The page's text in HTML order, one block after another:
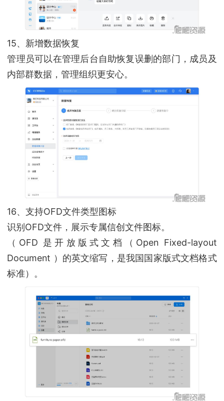
15、新增数据恢复
管理员可以在管理后台自助恢复误删的部门，成员及
内部群数据，管理组织更安心。
16、支持OFD文件类型图标
识别OFD文件，展示专属信创文件图标。
（OFD 是开放版式文档（Open Fixed-layout
Document ）的英文缩写，是我国国家版式文档格式
标准）。